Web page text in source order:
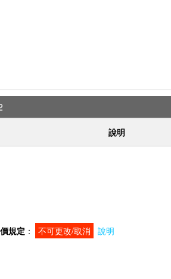
說明
規定 ： 不可更改/取消 說明